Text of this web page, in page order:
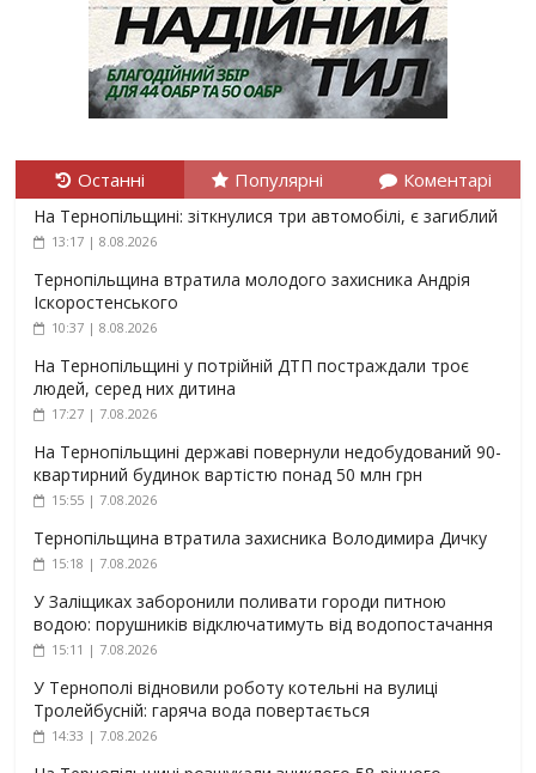
Останні Популярні Коментарі
На Тернопільщині: зіткнулися три автомобілі, є загиблий
13:17 | 8.08.2026
Тернопільщина втратила молодого захисника Андрія
Іскоростенського
10:37 | 8.08.2026
На Тернопільщині у потрійній ДТП постраждали троє
людей, серед них дитина
17:27 | 7.08.2026
На Тернопільщині державі повернули недобудований 90-
квартирний будинок вартістю понад 50 млн грн
15:55 | 7.08.2026
Тернопільщина втратила захисника Володимира Дичку
15:18 | 7.08.2026
У Заліщиках заборонили поливати городи питною
водою: порушників відключатимуть від водопостачання
15:11 | 7.08.2026
У Тернополі відновили роботу котельні на вулиці
Тролейбусній: гаряча вода повертається
14:33 | 7.08.2026